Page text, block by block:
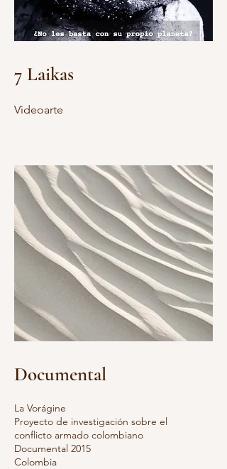
7 Laikas
Videoarte
Documental
La Vorágine
Proyecto de investigación sobre el
conflicto armado colombiano
Documental 2015
Colombia